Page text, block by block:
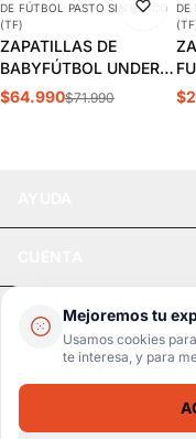
Mejoremos tu
Usamos cookies
te interesa, y para
DE FÚTBOL PASTO SINTÉTICO
(TF)
ZAPATILLAS DE
BABYFÚTBOL UNDER
ARMOUR SHADOW
$64.990$71.990
DE
ZAPATILLAS DE BABYFÚTBOL LOTTO ZENDA TF ADULTO J0931-3
LEGAL
Pago